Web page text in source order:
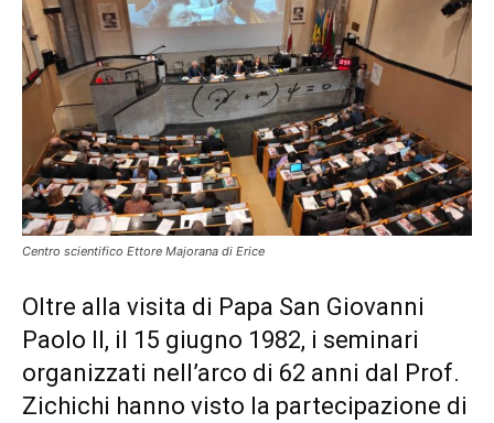
Centro scientifico Ettore Majorana di Erice
Oltre alla visita di Papa San Giovanni
Paolo II, il 15 giugno 1982, i seminari
organizzati nell’arco di 62 anni dal Prof.
Zichichi hanno visto la partecipazione di